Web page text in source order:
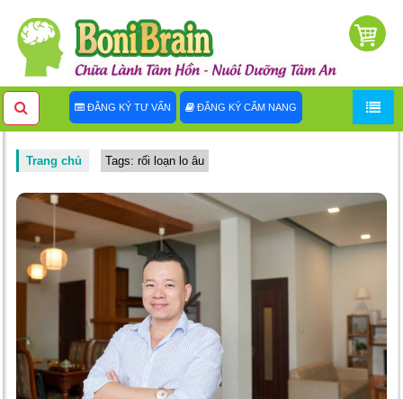
ĐĂNG KÝ TƯ VẤN ĐĂNG KÝ CẨM NANG
Trang chủ Tags: rối loạn lo âu